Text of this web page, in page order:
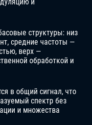
структуры: низ
средние частоты —
верх —
обработкой и
в общий сигнал, что
спектр без
и множества